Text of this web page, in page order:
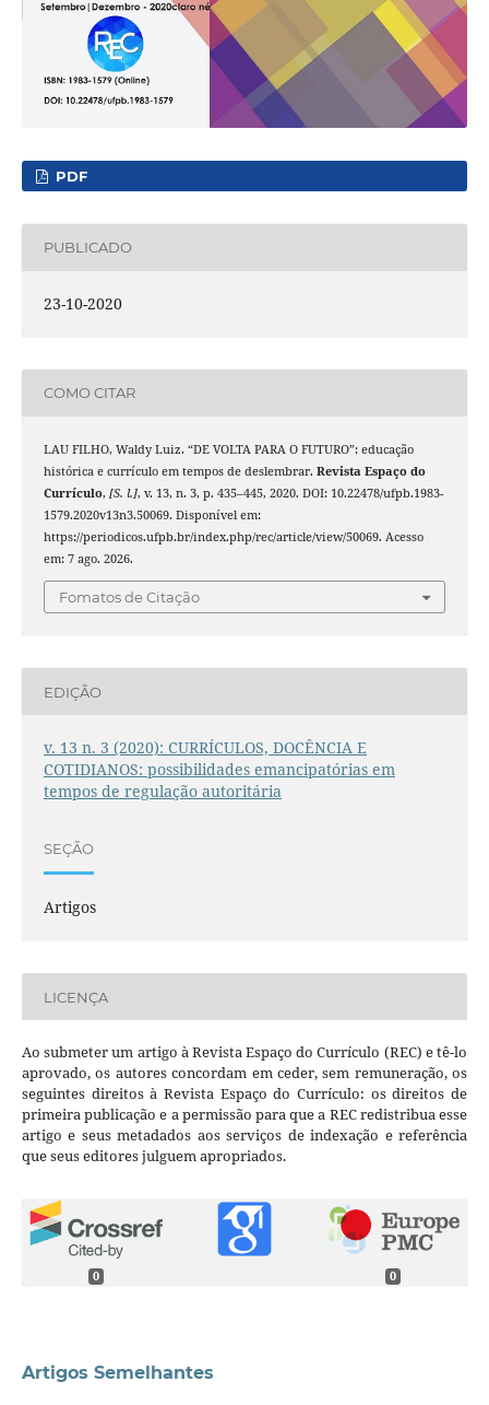
PDF
PUBLICADO
23-10-2020
COMO CITAR
LAU FILHO, Waldy Luiz. “DE VOLTA PARA O FUTURO”: educação
histórica e currículo em tempos de deslembrar. Revista Espaço do
Currículo, [S. l.], v. 13, n. 3, p. 435–445, 2020. DOI: 10.22478/ufpb.1983-
1579.2020v13n3.50069. Disponível em:
https://periodicos.ufpb.br/index.php/rec/article/view/50069. Acesso
em: 7 ago. 2026.
Fomatos de Citação
EDIÇÃO
v. 13 n. 3 (2020): CURRÍCULOS, DOCÊNCIA E
COTIDIANOS: possibilidades emancipatórias em
tempos de regulação autoritária
SEÇÃO
Artigos
LICENÇA
Ao submeter um artigo à Revista Espaço do Currículo (REC) e tê-lo
aprovado, os autores concordam em ceder, sem remuneração, os
seguintes direitos à Revista Espaço do Currículo: os direitos de
primeira publicação e a permissão para que a REC redistribua esse
artigo e seus metadados aos serviços de indexação e referência
que seus editores julguem apropriados.
0 0
Artigos Semelhantes